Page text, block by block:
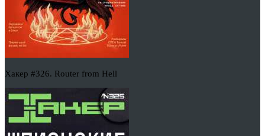
Хакер #326. Router from Hell